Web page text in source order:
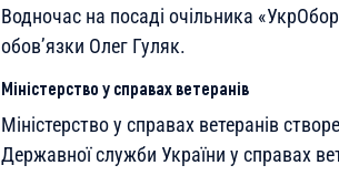
Водночас на посаді очільника
обов’язки Олег Гуляк.
Міністерство у справах ветеранів
Міністерство у справах ветеранів
Державної служби України у справах